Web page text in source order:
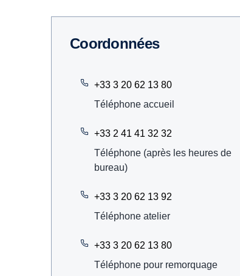
Coordonnées
+33 3 20 62 13 80
Téléphone accueil
+33 2 41 41 32 32
Téléphone (après les heures de
bureau)
+33 3 20 62 13 92
Téléphone atelier
+33 3 20 62 13 80
Téléphone pour remorquage